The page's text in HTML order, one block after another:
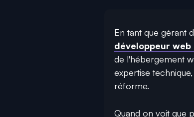
En tant que gérant
développeur
de l'hébergement
expertise technique,
réforme.
Quand on voit que